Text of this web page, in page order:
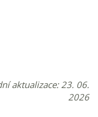
aktualizace: 23. 06.
2026